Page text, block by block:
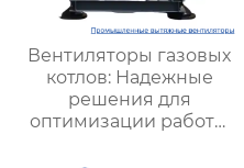
Вентиляторы газовых
котлов: Надежные
решения для
оптимизации работы